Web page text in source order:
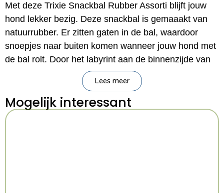
Met deze Trixie Snackbal Rubber Assorti blijft jouw
hond lekker bezig. Deze snackbal is gemaaakt van
natuurrubber. Er zitten gaten in de bal, waardoor
snoepjes naar buiten komen wanneer jouw hond met
de bal rolt. Door het labyrint aan de binnenzijde van
de bal moet jouw hond hier zijn best voor doen en
heeft hij of zij langer speelplezier van de bal.
– Speelbal voor de hond
– Snackbal met gaten, laat beloningen los wanneer
Lees meer
Mogelijk interessant